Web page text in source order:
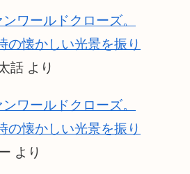
ワールドクローズ。
の懐かしい光景を振り
話 より
ワールドクローズ。
の懐かしい光景を振り
より